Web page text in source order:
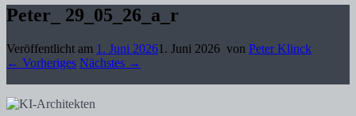
Peter_ 29_05_26_a_r
Veröffentlicht am 1. Juni 20261. Juni 2026 von Peter Klinck
← Vorheriges Nächstes →